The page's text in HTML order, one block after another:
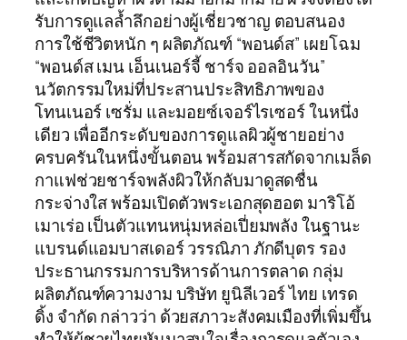
รับการดูแลล้ำลึกอย่างผู้เชี่ยวชาญ ตอบสนอง
การใช้ชีวิตหนัก ๆ ผลิตภัณฑ์ “พอนด์ส” เผยโฉม
“พอนด์ส เมน เอ็นเนอร์จี้ ชาร์จ ออลอินวัน”
นวัตกรรมใหม่ที่ประสานประสิทธิภาพของ
โทนเนอร์ เซรั่ม และมอยซ์เจอร์ไรเซอร์ ในหนึ่ง
เดียว เพื่ออีกระดับของการดูแลผิวผู้ชายอย่าง
ครบครันในหนึ่งขั้นตอน พร้อมสารสกัดจากเมล็ด
กาแฟช่วยชาร์จพลังผิวให้กลับมาดูสดชื่น
กระจ่างใส พร้อมเปิดตัวพระเอกสุดฮอต มาริโอ้
เมาเร่อ เป็นตัวแทนหนุ่มหล่อเปี่ยมพลัง ในฐานะ
แบรนด์แอมบาสเดอร์ วรรณิภา ภักดีบุตร รอง
ประธานกรรมการบริหารด้านการตลาด กลุ่ม
ผลิตภัณฑ์ความงาม บริษัท ยูนิลีเวอร์ ไทย เทรด
ดิ้ง จำกัด กล่าวว่า ด้วยสภาวะสังคมเมืองที่เพิ่มขึ้น